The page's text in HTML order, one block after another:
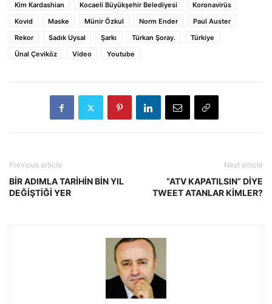
Kim Kardashian
Kocaeli Büyükşehir Belediyesi
Koronavirüs
Kovid
Maske Münir Özkul Norm Ender
Paul Auster
Rekor
Sadık Uysal Şarkı Türkan Şoray.
Türkiye
Ünal Çeviköz
Video Youtube
Previous article
BİR ADIMLA TARİHİN BİN YIL
DEĞİŞTİĞİ YER
Next article
“ATV KAPATILSIN” DİYE
TWEET ATANLAR KİMLER?